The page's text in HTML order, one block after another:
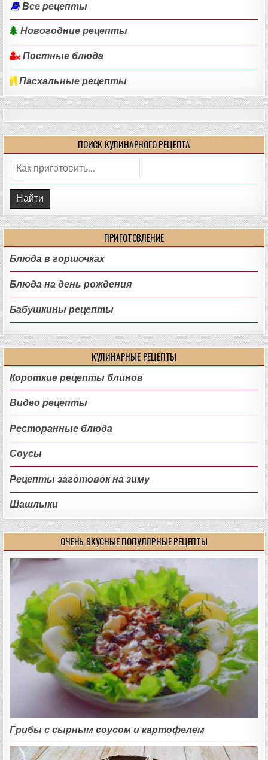
Все рецепты
Новогодние рецепты
Постные блюда
Пасхальные рецепты
ПОИСК КУЛИНАРНОГО РЕЦЕПТА
Поиск:
ПРИГОТОВЛЕНИЕ
Блюда в горшочках
Блюда на день рождения
Бабушкины рецепты
КУЛИНАРНЫЕ РЕЦЕПТЫ
Короткие рецепты блинов
Видео рецепты
Ресторанные блюда
Соусы
Рецепты заготовок на зиму
Шашлыки
ОЧЕНЬ ВКУСНЫЕ ПОПУЛЯРНЫЕ РЕЦЕПТЫ
Грибы с сырным соусом и картофелем